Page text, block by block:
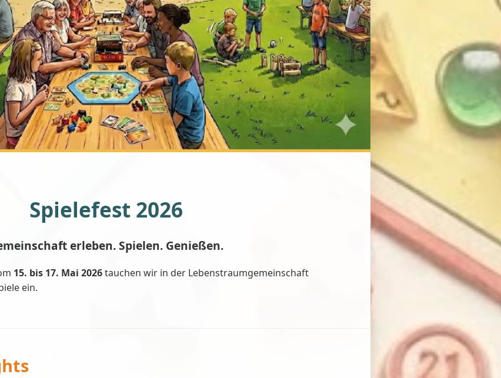
Spielefest 2026
erleben. Spielen. Genießen.
15. bis 17. Mai 2026tauchen wir in der Lebenstraumgemeinschaft
ein.